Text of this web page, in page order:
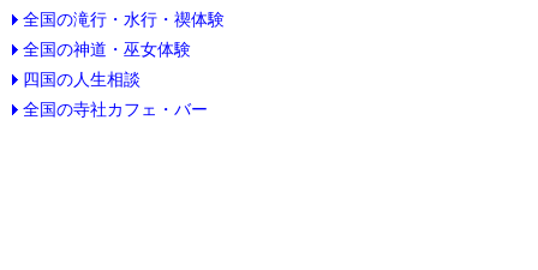
全国の滝行・水行・禊体験
全国の神道・巫女体験
四国の人生相談
全国の寺社カフェ・バー